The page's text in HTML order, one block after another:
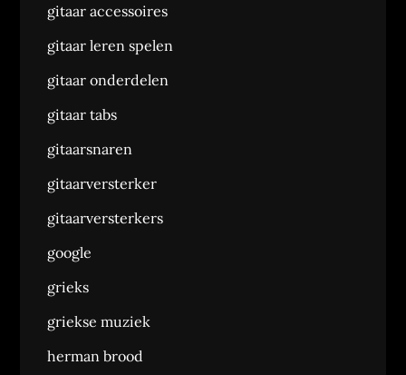
gitaar accessoires
gitaar leren spelen
gitaar onderdelen
gitaar tabs
gitaarsnaren
gitaarversterker
gitaarversterkers
google
grieks
griekse muziek
herman brood